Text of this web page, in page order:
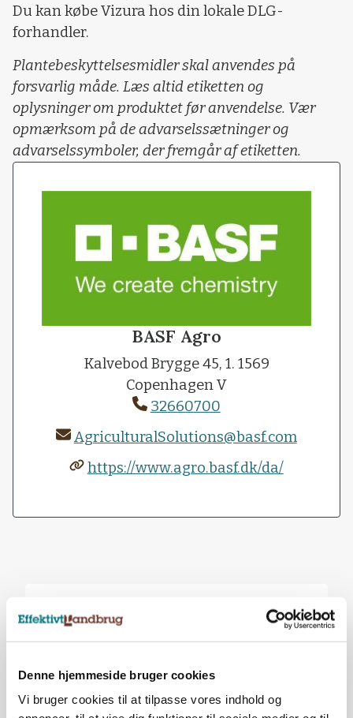
Denne hjemmeside bruger cookies
Vi bruger cookies til at tilpasse vores indhold og
Du kan købe Vizura hos din lokale DLG-
forhandler.
Plantebeskyttelsesmidler skal anvendes på
forsvarlig måde. Læs altid etiketten og
oplysninger om produktet før anvendelse. Vær
opmærksom på de advarselssætninger og
advarselssymboler, der fremgår af etiketten.
BASF Agro
Kalvebod Brygge 45, 1. 1569
Copenhagen V
32660700
AgriculturalSolutions@basf.com
https://www.agro.basf.dk/da/
Øvrige artikler fra BASF
Agro (20)
Maksimer dit rapsudbytte